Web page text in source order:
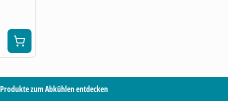
Produkte zum Abkühlen entdecken